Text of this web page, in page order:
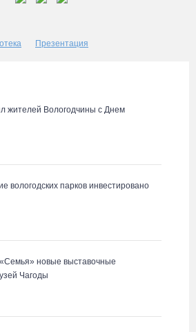
Презентация
жителей Вологодчины с Днем
вологодских парков инвестировано
новые выставочные
Чагоды